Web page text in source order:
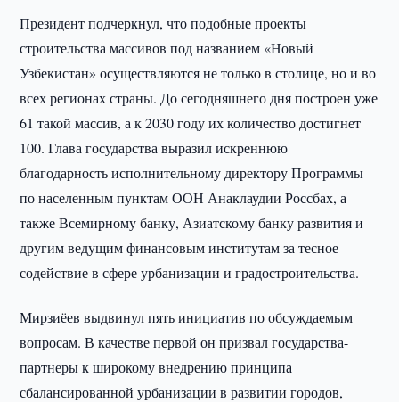
Президент подчеркнул, что подобные проекты
строительства массивов под названием «Новый
Узбекистан» осуществляются не только в столице, но и во
всех регионах страны. До сегодняшнего дня построен уже
61 такой массив, а к 2030 году их количество достигнет
100. Глава государства выразил искреннюю
благодарность исполнительному директору Программы
по населенным пунктам ООН Анаклаудии Россбах, а
также Всемирному банку, Азиатскому банку развития и
другим ведущим финансовым институтам за тесное
содействие в сфере урбанизации и градостроительства.
Мирзиёев выдвинул пять инициатив по обсуждаемым
вопросам. В качестве первой он призвал государства-
партнеры к широкому внедрению принципа
сбалансированной урбанизации в развитии городов,